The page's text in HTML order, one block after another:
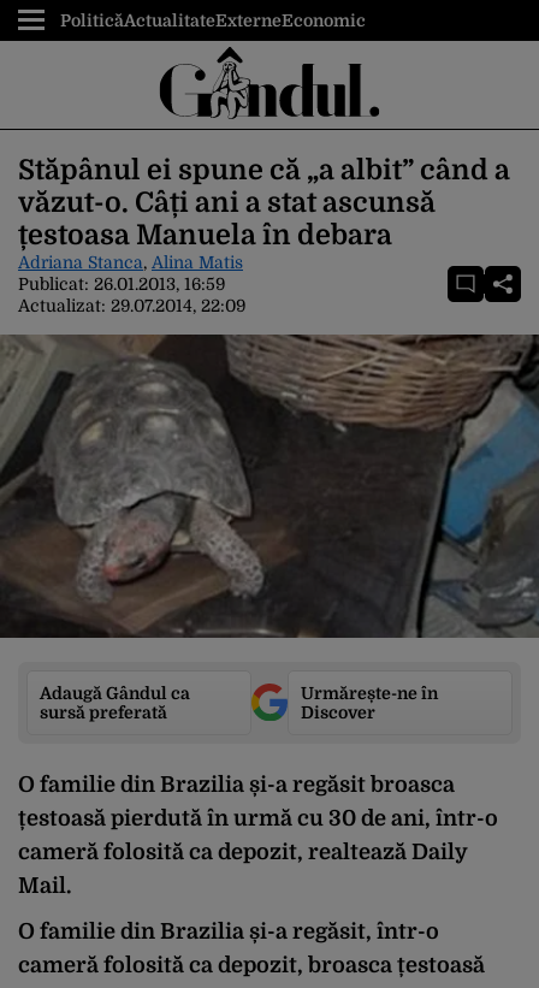
PoliticăActualitateExterneEconomic
Stăpânul ei spune că „a albit” când a
văzut-o. Câți ani a stat ascunsă
țestoasa Manuela în debara
Adriana Stanca, Alina Matis
Publicat: 26.01.2013, 16:59
Actualizat: 29.07.2014, 22:09
Adaugă Gândul ca
sursă preferată
Urmărește-ne în
Discover
O familie din Brazilia și-a regăsit broasca
țestoasă pierdută în urmă cu 30 de ani, într-o
cameră folosită ca depozit, realtează Daily
Mail.
O familie din Brazilia și-a regăsit, într-o
cameră folosită ca depozit, broasca țestoasă